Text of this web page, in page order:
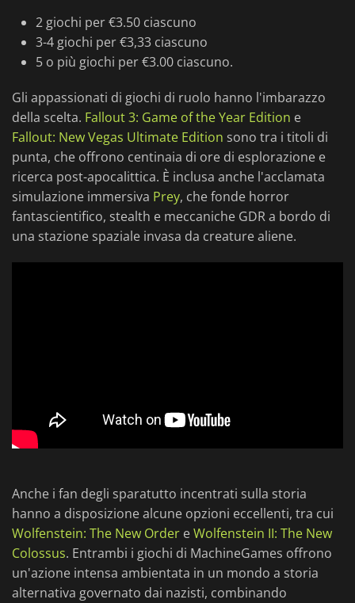
2 giochi per €3.50 ciascuno
3-4 giochi per €3,33 ciascuno
5 o più giochi per €3.00 ciascuno.
Gli appassionati di giochi di ruolo hanno l'imbarazzo
della scelta. Fallout 3: Game of the Year Edition e
Fallout: New Vegas Ultimate Edition sono tra i titoli di
punta, che offrono centinaia di ore di esplorazione e
ricerca post-apocalittica. È inclusa anche l'acclamata
simulazione immersiva Prey, che fonde horror
fantascientifico, stealth e meccaniche GDR a bordo di
una stazione spaziale invasa da creature aliene.
Anche i fan degli sparatutto incentrati sulla storia
hanno a disposizione alcune opzioni eccellenti, tra cui
Wolfenstein: The New Order eWolfenstein II: The New
Colossus. Entrambi i giochi di MachineGames offrono
un'azione intensa ambientata in un mondo a storia
alternativa governato dai nazisti, combinando